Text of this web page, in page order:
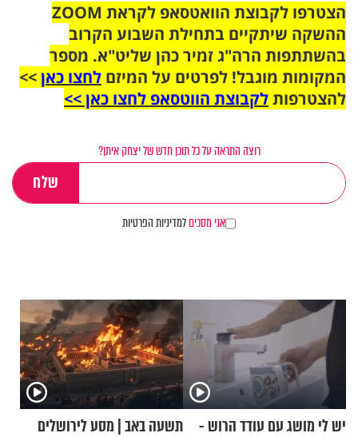
הצטרפו לקבוצת הוואטסאפ לקראת ZOOM
ההשקה שיתקיים בתחילת השבוע הקרוב
בהשתתפות הרה"ג זמיר כהן שליט"א. מספר
המקומות מוגבל! לפרטים על המיזם לחצו כאן>>
להצטרפותלקבוצת הווטסאפ לחצו כאן >>
רוצה התראה על כל תוכן חדש של יצחק איתן?
אני מסכיםלמדיניות הפרטיות
יש לי מושג עם עודד הרוש -
תשעה באב | מסע לירושלים